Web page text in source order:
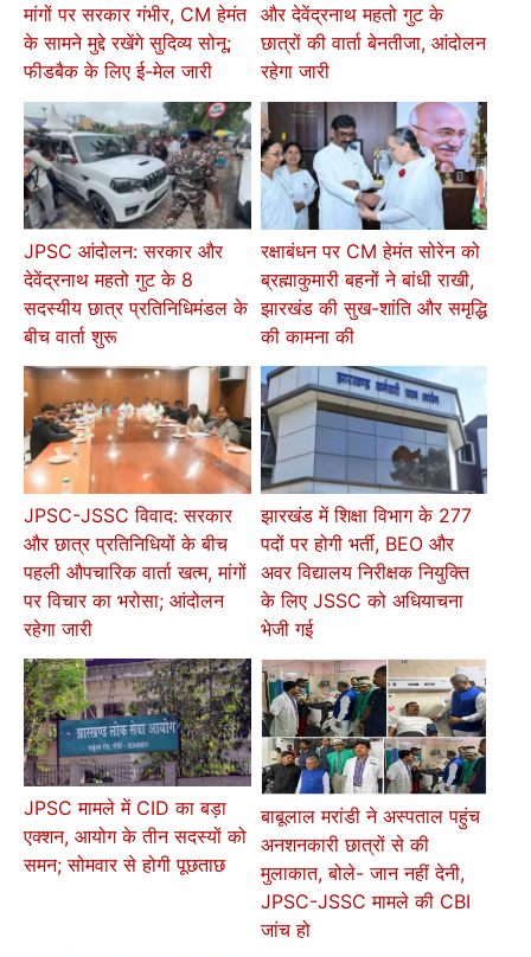
मांगों पर सरकार गंभीर, CM हेमंत
के सामने मुद्दे रखेंगे सुदिव्य सोनू;
फीडबैक के लिए ई-मेल जारी
और देवेंद्रनाथ महतो गुट के
छात्रों की वार्ता बेनतीजा, आंदोलन
रहेगा जारी
JPSC आंदोलन: सरकार और
देवेंद्रनाथ महतो गुट के 8
सदस्यीय छात्र प्रतिनिधिमंडल के
बीच वार्ता शुरू
रक्षाबंधन पर CM हेमंत सोरेन को
ब्रह्माकुमारी बहनों ने बांधी राखी,
झारखंड की सुख-शांति और समृद्धि
की कामना की
JPSC-JSSC विवाद: सरकार
और छात्र प्रतिनिधियों के बीच
पहली औपचारिक वार्ता खत्म, मांगों
पर विचार का भरोसा; आंदोलन
रहेगा जारी
झारखंड में शिक्षा विभाग के 277
पदों पर होगी भर्ती, BEO और
अवर विद्यालय निरीक्षक नियुक्ति
के लिए JSSC को अधियाचना
भेजी गई
JPSC मामले में CID का बड़ा
एक्शन, आयोग के तीन सदस्यों को
समन; सोमवार से होगी पूछताछ
बाबूलाल मरांडी ने अस्पताल पहुंच
अनशनकारी छात्रों से की
मुलाकात, बोले- जान नहीं देनी,
JPSC-JSSC मामले की CBI
जांच हो